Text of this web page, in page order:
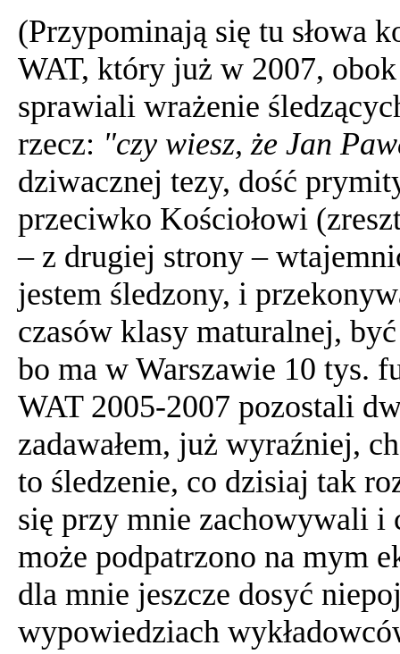
(Przypominają się tu słowa
WAT, który już w 2007,
sprawiali wrażenie
rzecz: "czy wiesz, że Jan
dziwacznej tezy, dość
przeciwko Kościołowi
– z drugiej strony –
jestem śledzony, i
czasów klasy maturalnej,
bo ma w Warszawie 10 tys.
WAT 2005-2007 pozostali
zadawałem, już wyraźniej,
to śledzenie, co dzisiaj tak
się przy mnie zachowywali i
może podpatrzono na mym
dla mnie jeszcze dosyć
wypowiedziach